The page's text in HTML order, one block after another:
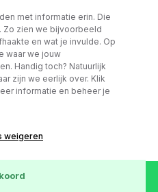
met informatie erin. Die
Zo zien we bijvoorbeeld
en wat je invulde. Op
waar we jouw
Handig toch? Natuurlijk
zijn we eerlijk over. Klik
informatie en beheer je
weigeren